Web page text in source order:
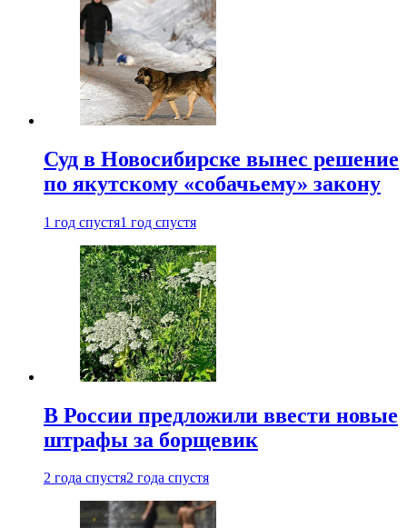
Суд в Новосибирске вынес решение
по якутскому «собачьему» закону
1 год спустя1 год спустя
В России предложили ввести новые
штрафы за борщевик
2 года спустя2 года спустя